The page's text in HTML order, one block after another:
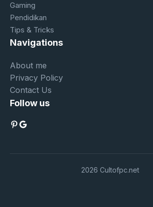
Gaming
Pendidikan
Tips & Tricks
Navigations
About me
Privacy Policy
Contact Us
Follow us
Pinterest
Google
2026 Cultofpc.net